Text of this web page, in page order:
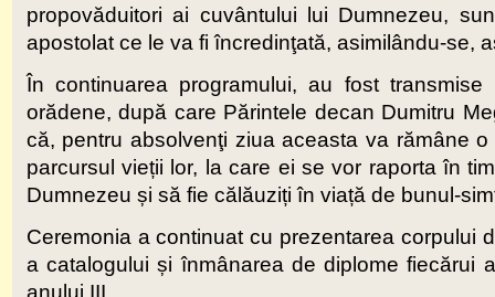
propovăduitori ai cuvântului lui Dumnezeu,
apostolat ce le va fi încredinţată, asimilându-se,
În continuarea programului, au fost
orădene, după care Părintele decan Dumitru
că, pentru absolvenţi ziua aceasta va rămâne
parcursul vieții lor, la care ei se vor raporta în
Dumnezeu și să fie călăuziți în viață de bunul-
Ceremonia a continuat cu prezentarea corpului
a catalogului și înmânarea de diplome fiecărui
anului III.